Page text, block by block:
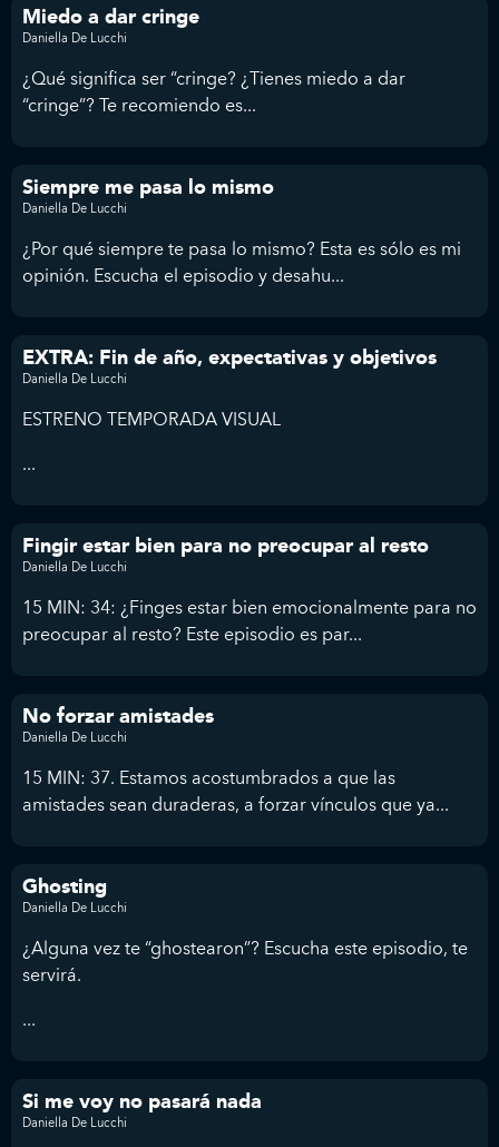
Miedo a dar cringe
Daniella De Lucchi
¿Qué significa ser “cringe? ¿Tienes miedo a dar
“cringe”? Te recomiendo es...
Siempre me pasa lo mismo
Daniella De Lucchi
¿Por qué siempre te pasa lo mismo? Esta es sólo es mi
opinión. Escucha el episodio y desahu...
EXTRA: Fin de año, expectativas y objetivos
Daniella De Lucchi
ESTRENO TEMPORADA VISUAL
...
Fingir estar bien para no preocupar al resto
Daniella De Lucchi
15 MIN: 34: ¿Finges estar bien emocionalmente para no
preocupar al resto? Este episodio es par...
No forzar amistades
Daniella De Lucchi
15 MIN: 37. Estamos acostumbrados a que las
amistades sean duraderas, a forzar vínculos que ya...
Ghosting
Daniella De Lucchi
¿Alguna vez te “ghostearon”? Escucha este episodio, te
servirá.
...
Si me voy no pasará nada
Daniella De Lucchi